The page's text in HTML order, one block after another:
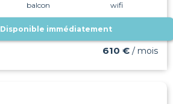
balcon wifi
Disponible immédiatement
610 € / mois